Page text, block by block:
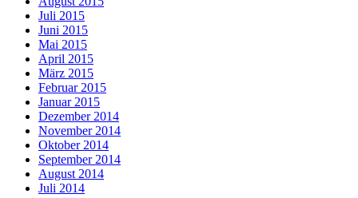
Juli 2015
Juni 2015
Mai 2015
April 2015
März 2015
Februar 2015
Januar 2015
Dezember 2014
November 2014
Oktober 2014
September 2014
August 2014
Juli 2014